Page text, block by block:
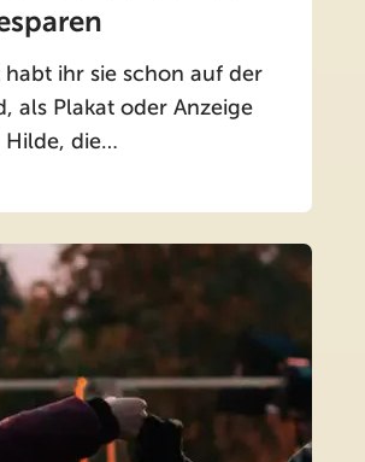
habt ihr sie schon auf der
als Plakat oder Anzeige
Hilde, die…